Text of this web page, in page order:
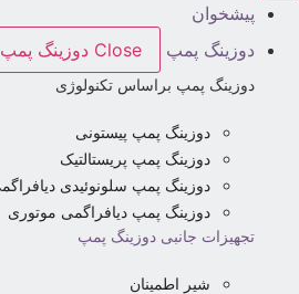
پیشخوان
دوزینگ پمپ
Close دوزینگ پمپ
دوزینگ پمپ براساس تکنولوژی
دوزینگ پمپ پیستونی
دوزینگ پمپ پریستالتیک
دوزینگ پمپ سلونوئیدی
دوزینگ پمپ دیافراگمی موتوری
تجهیزات جانبی دوزینگ پمپ
شیر اطمینان